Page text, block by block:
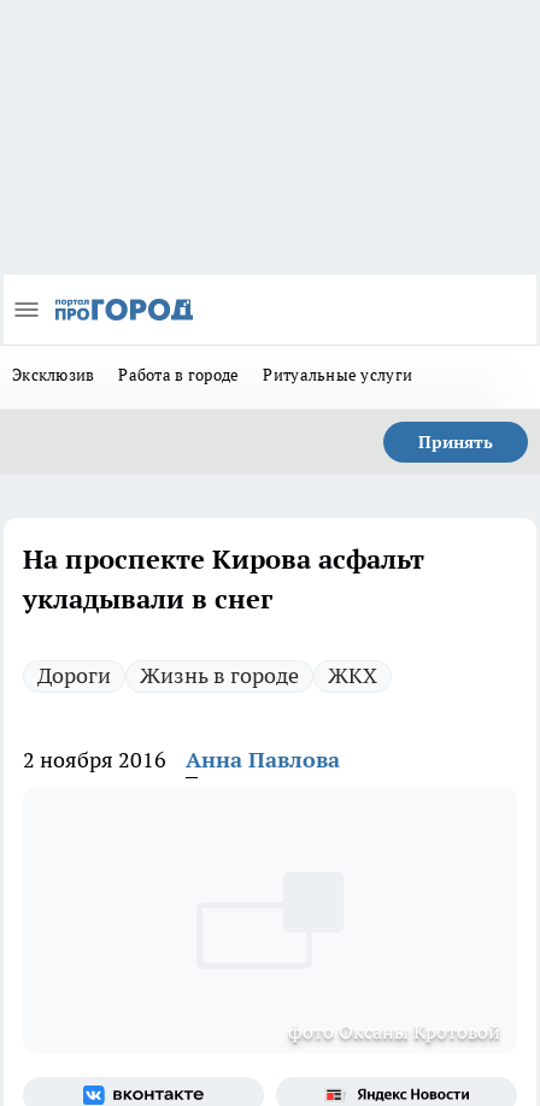
Эксклюзив Работа в городе Ритуальные услуги
Принять
На проспекте Кирова асфальт
укладывали в снег
Дороги Жизнь в городе ЖКХ
2 ноября 2016 Анна Павлова
фото Оксаны Кротовой